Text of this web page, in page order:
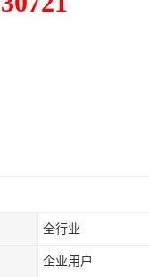
全行业
企业用户